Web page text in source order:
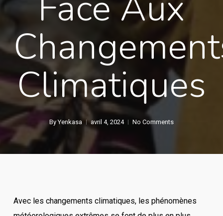
Climatiques
By Yenkasa avril 4, 2024 No Comments
Avec les changements climatiques, les phénomènes